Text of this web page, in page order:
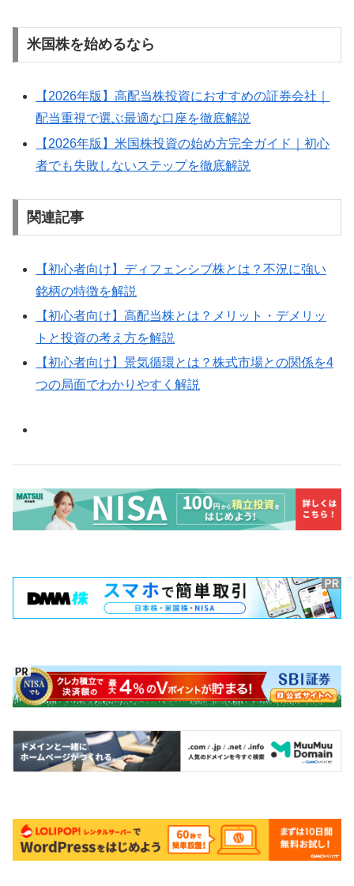
米国株を始めるなら
【2026年版】高配当株投資におすすめの証券会社｜
配当重視で選ぶ最適な口座を徹底解説
【2026年版】米国株投資の始め方完全ガイド｜初心
者でも失敗しないステップを徹底解説
関連記事
【初心者向け】ディフェンシブ株とは？不況に強い
銘柄の特徴を解説
【初心者向け】高配当株とは？メリット・デメリッ
トと投資の考え方を解説
【初心者向け】景気循環とは？株式市場との関係を4
つの局面でわかりやすく解説